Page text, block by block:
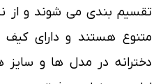
تقسیم بندی می شوند و از
متنوع هستند و دارای
دخترانه در مدل ها و